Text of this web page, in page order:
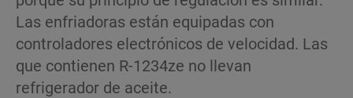
Las enfriadoras están equipadas con
controladores electrónicos de velocidad. Las
que contienen R-1234ze no llevan
refrigerador de aceite.